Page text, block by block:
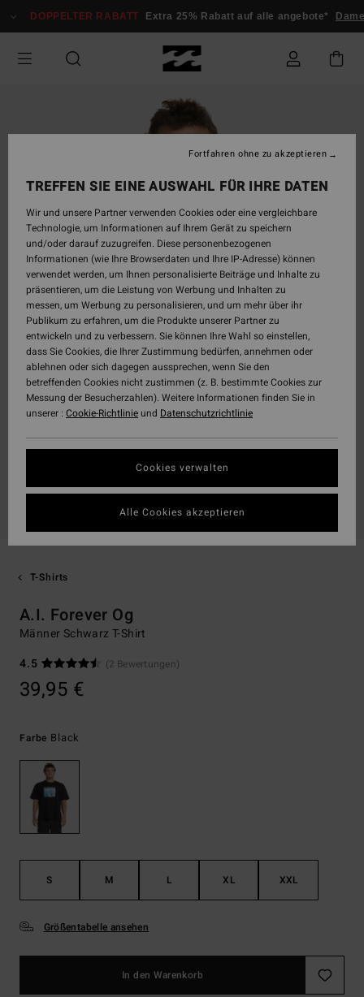
zur
springen
DOPPELTER RABATT Extra 25% Rabatt auf alle angebote* Damen
T-Shirts
A.I. Forever Og
Männer Schwarz T-Shirt
4.5
(2 Bewertungen)
39,95 €
Farbe Black
S M L XL XXL
Größentabelle ansehen
In den Warenkorb
TREFFEN SIE EINE AUSWAHL FÜR IHRE DATEN
Wir und unsere Partner verwenden Cookies oder eine vergleichbare
Technologie, um Informationen auf Ihrem Gerät zu speichern
und/oder darauf zuzugreifen. Diese personenbezogenen
Informationen (wie Ihre Browserdaten und Ihre IP-Adresse) können
verwendet werden, um Ihnen personalisierte Beiträge und Inhalte zu
präsentieren, um die Leistung von Werbung und Inhalten zu
messen, um Werbung zu personalisieren, und um mehr über ihr
Publikum zu erfahren, um die Produkte unserer Partner zu
entwickeln und zu verbessern. Sie können Ihre Wahl so einstellen,
dass Sie Cookies, die Ihrer Zustimmung bedürfen, annehmen oder
ablehnen oder sich dagegen aussprechen, wenn Sie den
betreffenden Cookies nicht zustimmen (z. B. bestimmte Cookies zur
Messung der Besucherzahlen). Weitere Informationen finden Sie in
unserer : Cookie-Richtlinieund Datenschutzrichtlinie
Cookies verwalten
Fortfahren ohne zu akzeptieren
Alle Cookies akzeptieren